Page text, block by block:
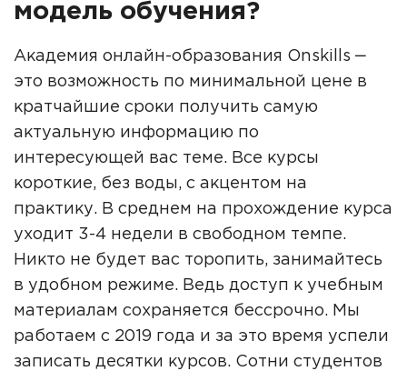
модель обучения?
Академия онлайн-образования Onskills ‒
это возможность по минимальной цене в
кратчайшие сроки получить самую
актуальную информацию по
интересующей вас теме. Все курсы
короткие, без воды, с акцентом на
практику. В среднем на прохождение курса
уходит 3-4 недели в свободном темпе.
Никто не будет вас торопить, занимайтесь
в удобном режиме. Ведь доступ к учебным
материалам сохраняется бессрочно. Мы
работаем с 2019 года и за это время успели
записать десятки курсов. Сотни студентов